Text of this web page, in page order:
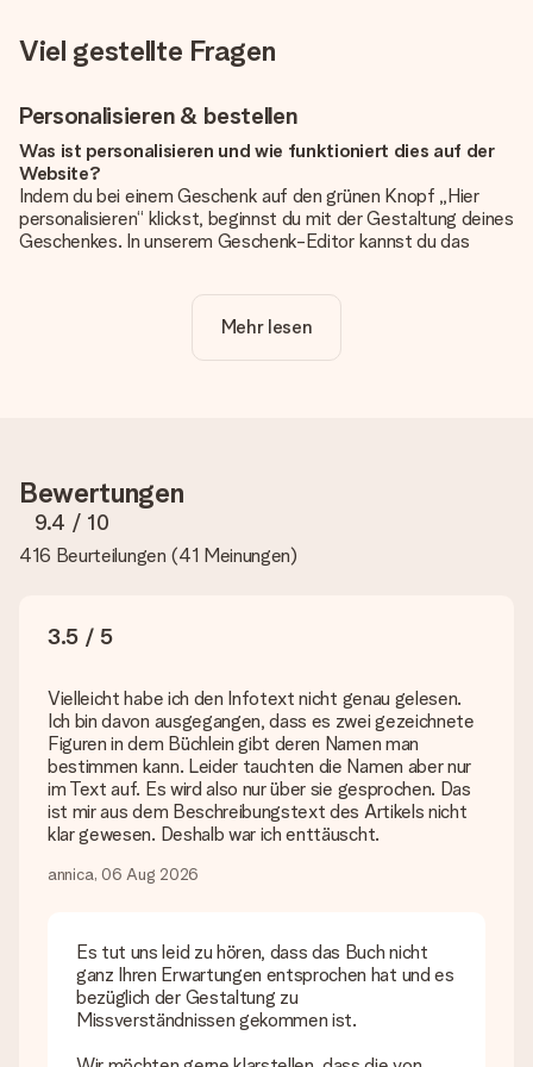
Viel gestellte Fragen
Personalisieren & bestellen
Was ist personalisieren und wie funktioniert dies auf der
Website?
Indem du bei einem Geschenk auf den grünen Knopf „Hier
personalisieren“ klickst, beginnst du mit der Gestaltung deines
Geschenkes. In unserem Geschenk-Editor kannst du das
noch eines unserer angebotenen Designs, um deinem
Geschenk die perfekte Ausstrahlung zu verleihen.
Wir möchten sicherstellen, dass du mit deinem Geschenk
rundum zufrieden bist. Deshalb ist es wichtig, qualitativ
hochwertige Fotos zu verwenden. Wenn du dir nicht sicher
bist, ob dein Bild die erforderliche Qualität aufweist, wende
möchtest. Unser Kundenservice kann dann die Qualität für
dich überprüfen!
Welche Dateien kann ich hochladen?
Es können JPG und PNG Dateien in unseren Editor
hochgeladen werden. Ist dies zu technisch oder möchtest du
eine andere Bilddatei verwenden? Kontaktiere bitte unseren
Kundenservice, dort wird dir gerne weitergeholfen, sodass du
dein Geschenk gestalten kannst!
Was, wenn die von mir gewünschte Farbe oder eine andere
Option nicht zur Verfügung steht?
Kontaktiere bitte unseren Kundenservice, dort wird dir gerne
weitergeholfen!
Wie füge ich eine Geschenkkarte hinzu? Was genau ist
die Geschenkkarte?
In unserem Warenkorb bieten wie die Option „Gratis
Mehr lesen
Bewertungen
9.4 / 10
416 Beurteilungen (41 Meinungen)
3.5 / 5
Vielleicht habe ich den Infotext nicht genau gelesen.
Ich bin davon ausgegangen, dass es zwei gezeichnete
Figuren in dem Büchlein gibt deren Namen man
bestimmen kann. Leider tauchten die Namen aber nur
im Text auf. Es wird also nur über sie gesprochen. Das
ist mir aus dem Beschreibungstext des Artikels nicht
klar gewesen. Deshalb war ich enttäuscht.
annica, 06 Aug 2026
Es tut uns leid zu hören, dass das Buch nicht
ganz Ihren Erwartungen entsprochen hat und es
bezüglich der Gestaltung zu
Missverständnissen gekommen ist.